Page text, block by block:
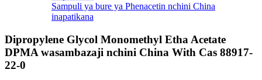
Sampuli ya bure ya Phenacetin nchini China
inapatikana
Dipropylene Glycol Monomethyl Etha Acetate
DPMA wasambazaji nchini China With Cas 88917-
22-0